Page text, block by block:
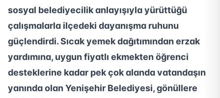
sosyal belediyecilik anlayışıyla yürüttüğü
çalışmalarla ilçedeki dayanışma ruhunu
güçlendirdi. Sıcak yemek dağıtımından erzak
yardımına, uygun fiyatlı ekmekten öğrenci
desteklerine kadar pek çok alanda vatandaşın
yanında olan Yenişehir Belediyesi, gönüllere